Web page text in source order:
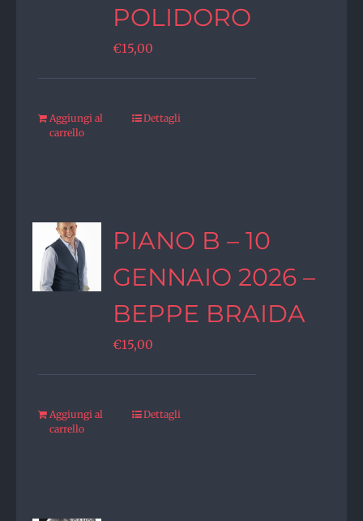
POLIDORO
€15,00
Aggiungi al
carrello
Dettagli
PIANO B – 10
GENNAIO 2026 –
BEPPE BRAIDA
€15,00
Aggiungi al
carrello
Dettagli